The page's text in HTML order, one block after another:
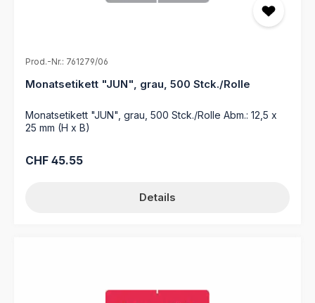
Prod.-Nr.: 761279/06
Monatsetikett "JUN", grau, 500 Stck./Rolle
Monatsetikett "JUN", grau, 500 Stck./Rolle Abm.: 12,5 x
25 mm (H x B)
Regulärer Preis:
CHF 45.55
Details